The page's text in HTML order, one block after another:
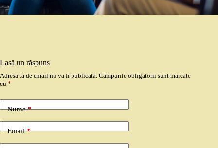
Lasă un răspuns
Adresa ta de email nu va fi publicată. Câmpurile obligatorii sunt marcate
cu *
Nume*
Email*